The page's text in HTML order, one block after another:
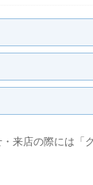
来店の際には「